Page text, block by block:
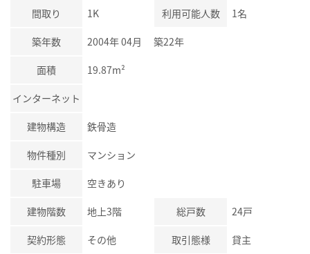
間取り 1K 利用可能人数 1名
築年数 2004年 04月 築22年
面積 19.87m²
インターネット
建物構造 鉄骨造
物件種別 マンション
駐車場 空きあり
建物階数 地上3階 総戸数 24戸
契約形態 その他 取引態様
貸主